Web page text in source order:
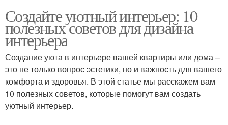
Создайте уютный интерьер: 10
полезных советов для дизайна
интерьера
Создание уюта в интерьере вашей квартиры или дома –
это не только вопрос эстетики, но и важность для вашего
комфорта и здоровья. В этой статье мы расскажем вам
10 полезных советов, которые помогут вам создать
уютный интерьер.